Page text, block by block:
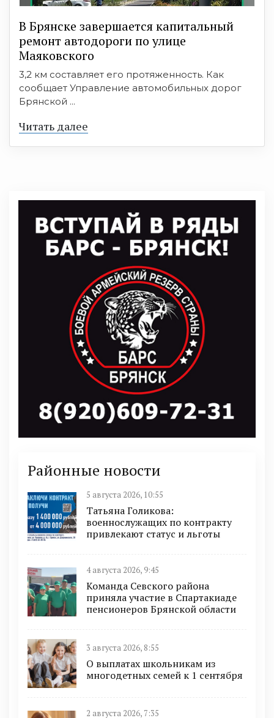
В Брянске завершается капитальный
ремонт автодороги по улице
Маяковского
3,2 км составляет его протяженность. Как
сообщает Управление автомобильных дорог
Брянской ...
Читать далее
Районные новости
5 августа 2026, 10:55
Татьяна Голикова:
военнослужащих по контракту
привлекают статус и льготы
4 августа 2026, 9:45
Команда Севского района
приняла участие в Спартакиаде
пенсионеров Брянской области
3 августа 2026, 8:55
О выплатах школьникам из
многодетных семей к 1 сентября
2 августа 2026, 7:35